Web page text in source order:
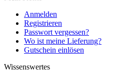
Anmelden
Registrieren
Passwort vergessen?
Wo ist meine Lieferung?
Gutschein einlösen
Wissenswertes